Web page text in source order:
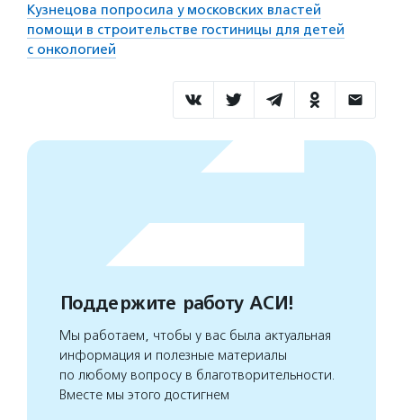
Кузнецова попросила у московских властей
помощи в строительстве гостиницы для детей
с онкологией
Поддержите работу АСИ!
Мы работаем, чтобы у вас была актуальная
информация и полезные материалы
по любому вопросу в благотворительности.
Вместе мы этого достигнем